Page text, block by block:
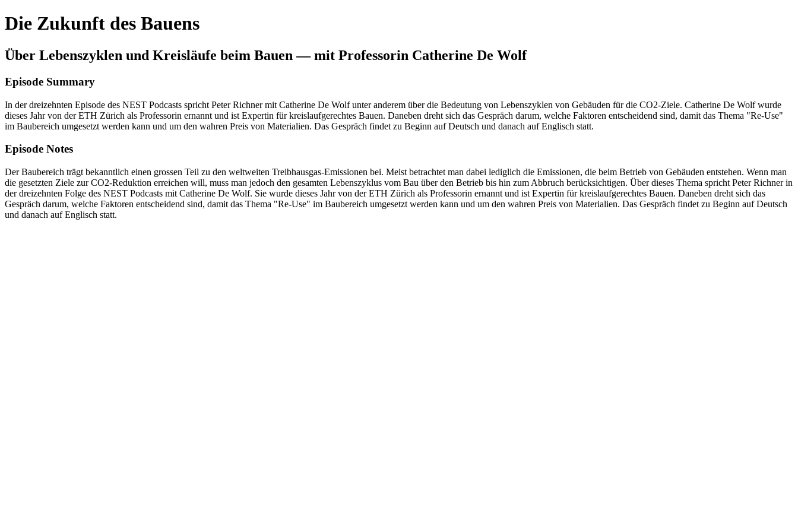
Die Zukunft des Bauens
Über Lebenszyklen und Kreisläufe beim Bauen — mit Professorin Catherine De Wolf
Episode Summary
In der dreizehnten Episode des NEST Podcasts spricht Peter Richner mit Catherine De Wolf unter anderem über die Bedeutung von Lebenszyklen von Gebäuden für die CO2-Ziele. Catherine De Wolf wurde
dieses Jahr von der ETH Zürich als Professorin ernannt und ist Expertin für kreislaufgerechtes Bauen. Daneben dreht sich das Gespräch darum, welche Faktoren entscheidend sind, damit das Thema "Re-Use"
im Baubereich umgesetzt werden kann und um den wahren Preis von Materialien. Das Gespräch findet zu Beginn auf Deutsch und danach auf Englisch statt.
Episode Notes
Der Baubereich trägt bekanntlich einen grossen Teil zu den weltweiten Treibhausgas-Emissionen bei. Meist betrachtet man dabei lediglich die Emissionen, die beim Betrieb von Gebäuden entstehen. Wenn man
die gesetzten Ziele zur CO2-Reduktion erreichen will, muss man jedoch den gesamten Lebenszyklus vom Bau über den Betrieb bis hin zum Abbruch berücksichtigen. Über dieses Thema spricht Peter Richner in
der dreizehnten Folge des NEST Podcasts mit Catherine De Wolf. Sie wurde dieses Jahr von der ETH Zürich als Professorin ernannt und ist Expertin für kreislaufgerechtes Bauen. Daneben dreht sich das
Gespräch darum, welche Faktoren entscheidend sind, damit das Thema "Re-Use" im Baubereich umgesetzt werden kann und um den wahren Preis von Materialien. Das Gespräch findet zu Beginn auf Deutsch
und danach auf Englisch statt.